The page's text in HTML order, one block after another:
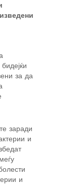
за да
заради
и
и